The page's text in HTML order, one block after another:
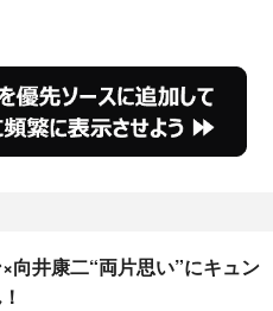
向井康二“両片思い”にキュン